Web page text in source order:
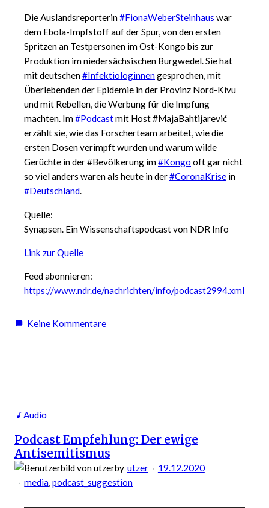
Die Auslandsreporterin#FionaWeberSteinhaus war
dem Ebola-Impfstoff auf der Spur, von den ersten
Spritzen an Testpersonen im Ost-Kongo bis zur
Produktion im niedersächsischen Burgwedel. Sie hat
mit deutschen#Infektiologinnengesprochen, mit
Überlebenden der Epidemie in der Provinz Nord-Kivu
und mit Rebellen, die Werbung für die Impfung
machten. Im#Podcastmit Host #MajaBahtijarević
erzählt sie, wie das Forscherteam arbeitet, wie die
ersten Dosen verimpft wurden und warum wilde
Gerüchte in der #Bevölkerung im#Kongo oft gar nicht
so viel anders waren als heute in der#CoronaKrise in
#Deutschland.
Quelle:
Synapsen. Ein Wissenschaftspodcast von NDR Info
Link zur Quelle
Feed abonnieren:
https://www.ndr.de/nachrichten/info/podcast2994.xml
Keine Kommentarezu
Audio
Podcast Empfehlung: Der ewige
Antisemitismus
by utzer
19.12.2020
media, podcast_suggestion